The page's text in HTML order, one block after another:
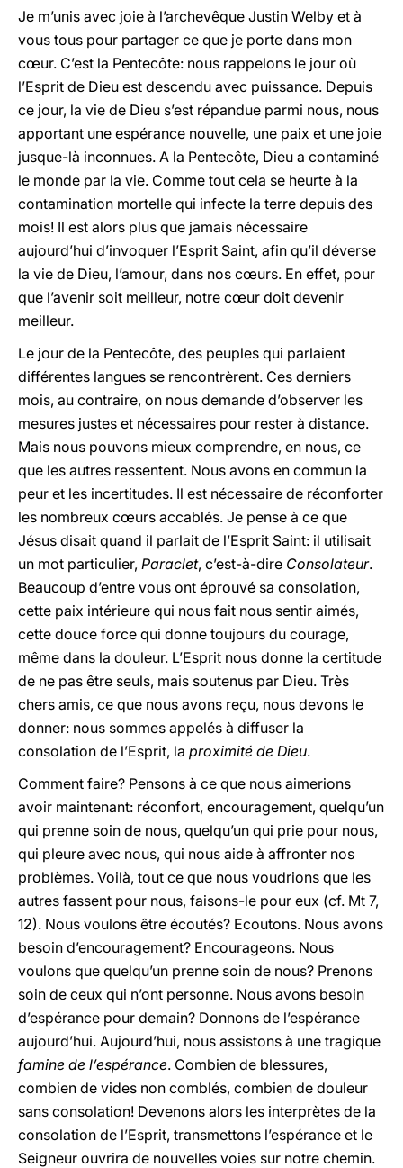
Je m’unis avec joie à l’archevêque Justin Welby et à
vous tous pour partager ce que je porte dans mon
cœur. C’est la Pentecôte: nous rappelons le jour où
l’Esprit de Dieu est descendu avec puissance. Depuis
ce jour, la vie de Dieu s’est répandue parmi nous, nous
apportant une espérance nouvelle, une paix et une joie
jusque-là inconnues. A la Pentecôte, Dieu a contaminé
le monde par la vie. Comme tout cela se heurte à la
contamination mortelle qui infecte la terre depuis des
mois! Il est alors plus que jamais nécessaire
aujourd’hui d’invoquer l’Esprit Saint, afin qu’il déverse
la vie de Dieu, l’amour, dans nos cœurs. En effet, pour
que l’avenir soit meilleur, notre cœur doit devenir
meilleur.
Le jour de la Pentecôte, des peuples qui parlaient
différentes langues se rencontrèrent. Ces derniers
mois, au contraire, on nous demande d’observer les
mesures justes et nécessaires pour rester à distance.
Mais nous pouvons mieux comprendre, en nous, ce
que les autres ressentent. Nous avons en commun la
peur et les incertitudes. Il est nécessaire de réconforter
les nombreux cœurs accablés. Je pense à ce que
Jésus disait quand il parlait de l’Esprit Saint: il utilisait
un mot particulier, Paraclet, c’est-à-dire Consolateur.
Beaucoup d’entre vous ont éprouvé sa consolation,
cette paix intérieure qui nous fait nous sentir aimés,
cette douce force qui donne toujours du courage,
même dans la douleur. L’Esprit nous donne la certitude
de ne pas être seuls, mais soutenus par Dieu. Très
chers amis, ce que nous avons reçu, nous devons le
donner: nous sommes appelés à diffuser la
consolation de l’Esprit, la proximité de Dieu.
Comment faire? Pensons à ce que nous aimerions
avoir maintenant: réconfort, encouragement, quelqu’un
qui prenne soin de nous, quelqu’un qui prie pour nous,
qui pleure avec nous, qui nous aide à affronter nos
problèmes. Voilà, tout ce que nous voudrions que les
autres fassent pour nous, faisons-le pour eux (cf. Mt 7,
12). Nous voulons être écoutés? Ecoutons. Nous avons
besoin d’encouragement? Encourageons. Nous
voulons que quelqu’un prenne soin de nous? Prenons
soin de ceux qui n’ont personne. Nous avons besoin
d’espérance pour demain? Donnons de l’espérance
aujourd’hui. Aujourd’hui, nous assistons à une tragique
famine de l’espérance. Combien de blessures,
combien de vides non comblés, combien de douleur
sans consolation! Devenons alors les interprètes de la
consolation de l’Esprit, transmettons l’espérance et le
Seigneur ouvrira de nouvelles voies sur notre chemin.